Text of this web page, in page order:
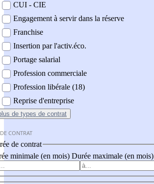
CUI - CIE
Engagement à servir dans la réserve
Franchise
Insertion par l'activ.éco.
Portage salarial
Profession commerciale
Profession libérale (18)
Reprise d'entreprise
de types de contrat
CONTRAT
de contrat
minimale (en mois) Durée maximale (en mois)